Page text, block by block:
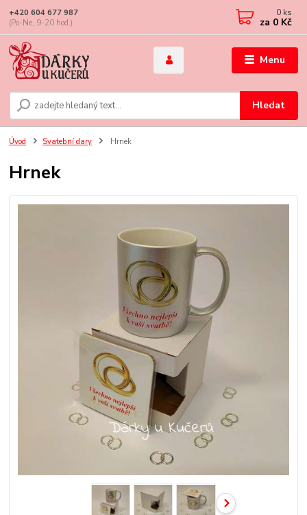
Menu
Hledat
+420 604 677 987
(Po-Ne, 9-20 hod.)
0 ks
za 0 Kč
Úvod Svatební dary Hrnek
Hrnek